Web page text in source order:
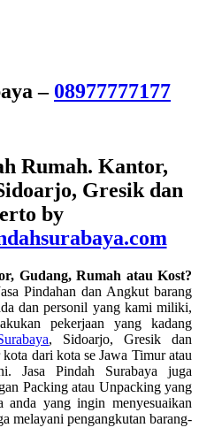
– 08977777177
Rumah. Kantor,
Gresik dan
by
Gudang, Rumah atau Kost?
Pindahan dan Angkut barang
dan personil yang kami miliki,
pekerjaan yang kadang
, Sidoarjo, Gresik dan
dari kota se Jawa Timur atau
Jasa Pindah Surabaya juga
Packing atau Unpacking yang
anda yang ingin menyesuaikan
melayani pengangkutan barang-